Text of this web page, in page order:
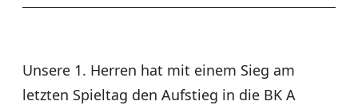
Unsere 1. Herren hat mit einem Sieg am
letzten Spieltag den Aufstieg in die BK A